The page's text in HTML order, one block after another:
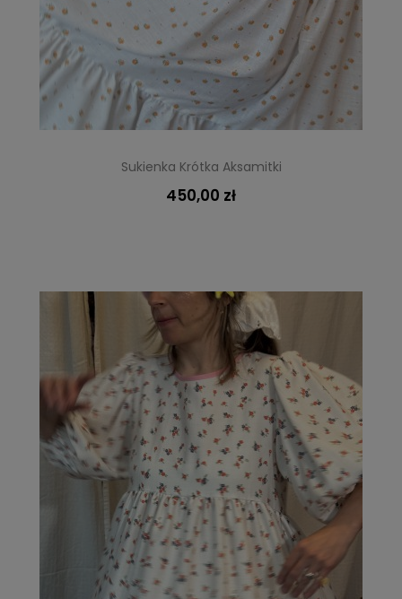
Sukienka Krótka Aksamitki
450,00 zł